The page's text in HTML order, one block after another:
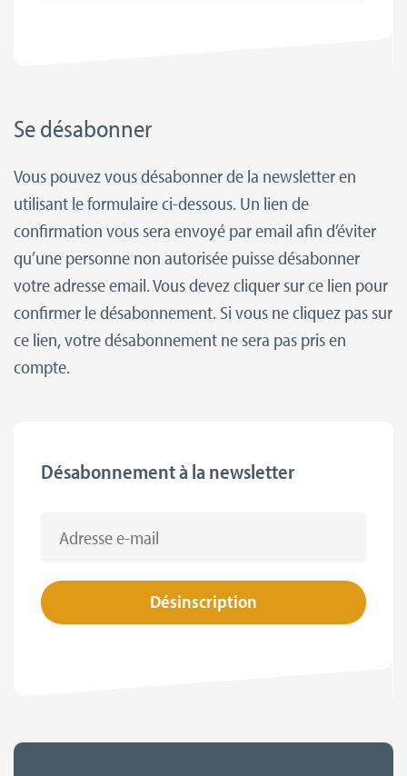
Se désabonner
Vous pouvez vous désabonner de la newsletter en
utilisant le formulaire ci-dessous. Un lien de
confirmation vous sera envoyé par email afin d’éviter
qu’une personne non autorisée puisse désabonner
votre adresse email. Vous devez cliquer sur ce lien pour
confirmer le désabonnement. Si vous ne cliquez pas sur
ce lien, votre désabonnement ne sera pas pris en
compte.
Désabonnement à la newsletter